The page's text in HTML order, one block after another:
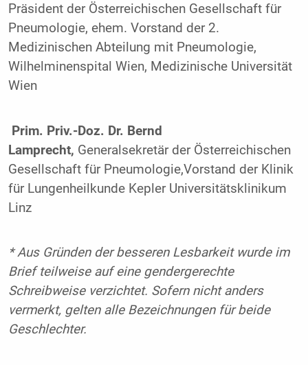
Präsident der Österreichischen Gesellschaft für
Pneumologie, ehem. Vorstand der 2.
Medizinischen Abteilung mit Pneumologie,
Wilhelminenspital Wien, Medizinische Universität
Wien
Prim. Priv.-Doz. Dr. Bernd
Lamprecht, Generalsekretär der Österreichischen
Gesellschaft für Pneumologie,Vorstand der Klinik
für Lungenheilkunde Kepler Universitätsklinikum
Linz
* Aus Gründen der besseren Lesbarkeit wurde im
Brief teilweise auf eine gendergerechte
Schreibweise verzichtet. Sofern nicht anders
vermerkt, gelten alle Bezeichnungen für beide
Geschlechter.